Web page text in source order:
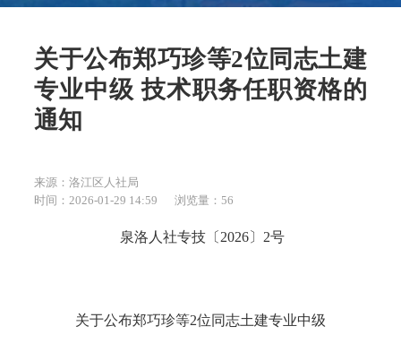
关于公布郑巧珍等2位同志土建
专业中级 技术职务任职资格的
通知
来源：洛江区人社局
时间：2026-01-29 14:59
浏览量： 56
泉洛人社专技〔 2026〕 2号
关于公布郑巧珍等2位同志土建专业中级